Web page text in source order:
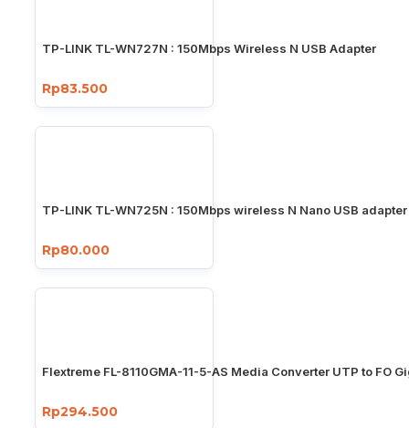
TP-LINK TL-WN727N : 150Mbps Wireless N USB Adapter
Rp83.500
TP-LINK TL-WN725N : 150Mbps wireless N Nano USB adapter
Rp80.000
Flextreme FL-8110GMA-11-5-AS Media Converter UTP to FO
Rp294.500